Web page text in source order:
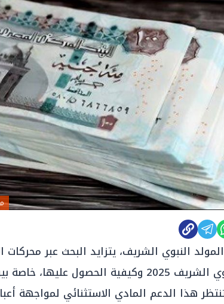
النبوي الشريف، يتزايد البحث عبر محركات
منحة المولد النبوي الشريف 2025 وكيفية الحصول
هذا الدعم المادي الاستثنائي لمواجهة